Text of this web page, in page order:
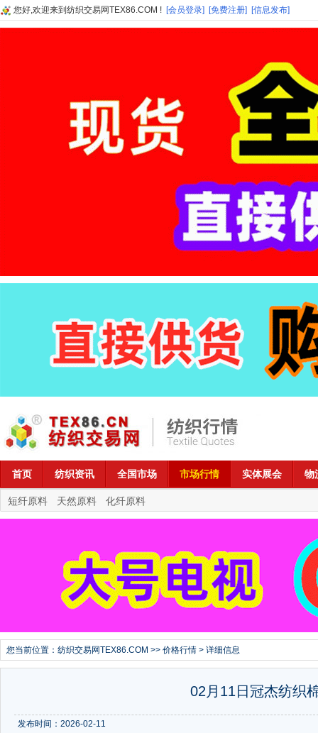
您好,欢迎来到纺织交易网TEX86.COM ! [会员登录] [免费注册] [信息发布]
首页 纺织资讯 全国市场 市场行情 实体展会 物
短纤原料 天然原料 化纤原料
您当前位置： 纺织交易网TEX86.COM >> 价格行情 > 详细信息
02月11日冠杰纺织
发布时间：2026-02-11